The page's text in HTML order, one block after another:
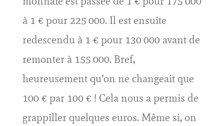
à 1 € pour 225 000. Il est ensuite
redescendu à 1 € pour 130 000 avant de
remonter à 155 000. Bref,
heureusement qu’on ne changeait que
100 € par 100 € ! Cela nous a permis de
grappiller quelques euros. Même si, on